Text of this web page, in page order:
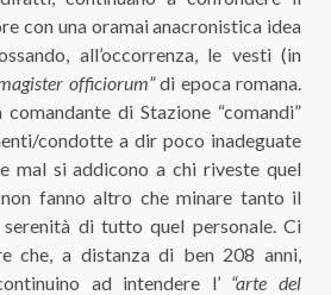
con una oramai anacronistica idea
all’occorrenza, le vesti (in
officiorum”di epoca romana.
di Stazione “comandi”
condotte a dir poco inadeguate
mal si addicono a chi riveste quel
fanno altro che minare tanto il
serenità di tutto quel personale. Ci
che, a distanza di ben 208 anni,
ad intendere l’ “arte del